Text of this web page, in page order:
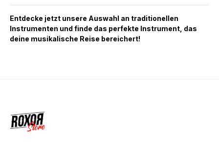
Entdecke jetzt unsere Auswahl an traditionellen
Instrumenten und finde das perfekte Instrument, das
deine musikalische Reise bereichert!